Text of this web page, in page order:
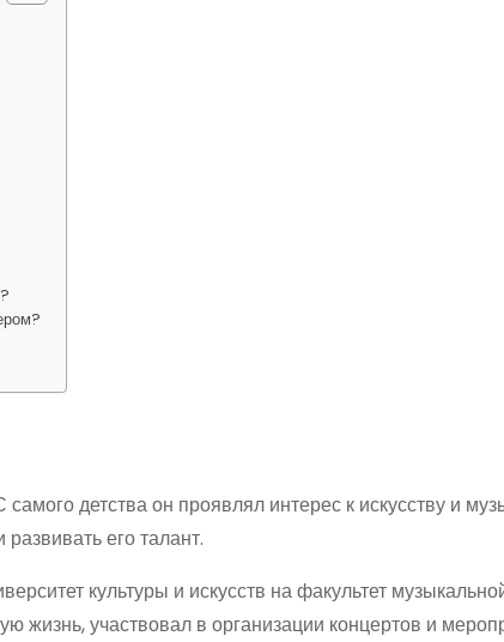
детства он проявлял интерес к искусству и
его талант.
культуры и искусств на факультет
жизнь, участвовал в организации концертов и